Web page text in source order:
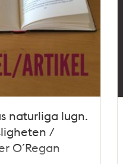
naturliga lugn.
/
O´Regan